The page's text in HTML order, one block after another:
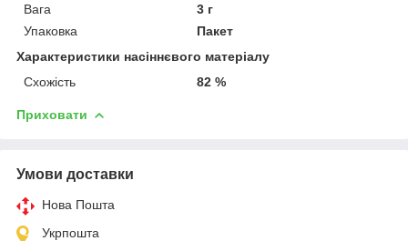
Вага
3 г
Упаковка
Пакет
Характеристики насіннєвого матеріалу
Схожість
82 %
Приховати
Умови доставки
Нова Пошта
Укрпошта